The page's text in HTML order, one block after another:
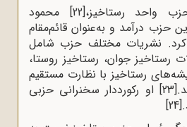
واحد رستاخیز،[22]
محمود
حزب درآمد و به‌عنوان قائم‌مقام
کرد. نشریات مختلف حزب شامل
رستاخیز جوان، رستاخیز روستا،
رستاخیز با نظارت مستقیم
[23]
او رکورددار سخنرانی حزبی
[24]